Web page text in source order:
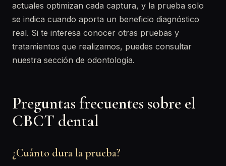
actuales optimizan cada captura, y la prueba solo
se indica cuando aporta un beneficio diagnóstico
real. Si te interesa conocer otras pruebas y
tratamientos que realizamos, puedes consultar
nuestra sección de odontología.
Preguntas frecuentes sobre el
CBCT dental
¿Cuánto dura la prueba?